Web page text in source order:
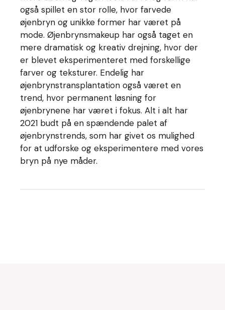
også spillet en stor rolle, hvor farvede
øjenbryn og unikke former har været på
mode. Øjenbrynsmakeup har også taget en
mere dramatisk og kreativ drejning, hvor der
er blevet eksperimenteret med forskellige
farver og teksturer. Endelig har
øjenbrynstransplantation også været en
trend, hvor permanent løsning for
øjenbrynene har været i fokus. Alt i alt har
2021 budt på en spændende palet af
øjenbrynstrends, som har givet os mulighed
for at udforske og eksperimentere med vores
bryn på nye måder.